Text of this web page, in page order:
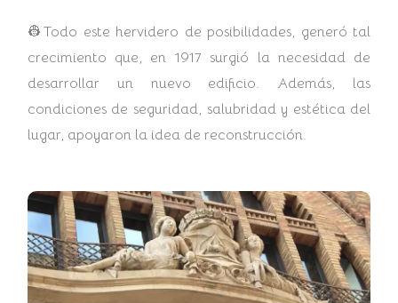
👷Todo este hervidero de posibilidades, generó tal
crecimiento que, en 1917 surgió la necesidad de
desarrollar un nuevo edificio. Además, las
condiciones de seguridad, salubridad y estética del
lugar, apoyaron la idea de reconstrucción.